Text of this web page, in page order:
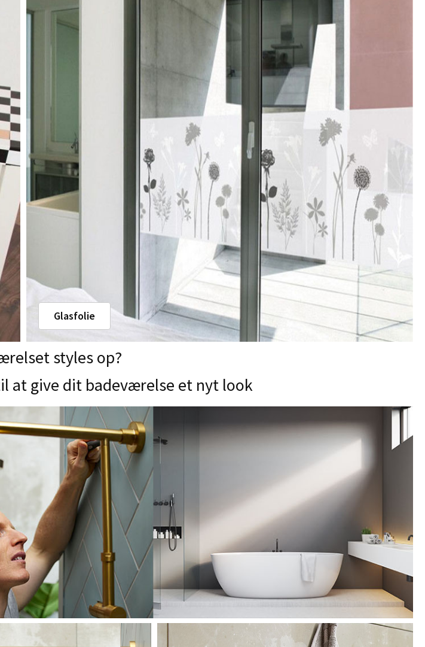
Glasfolie
styles op?
at give dit badeværelse et nyt look